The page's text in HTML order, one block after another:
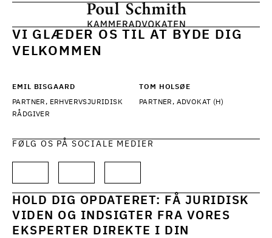
VI GLÆDER OS TIL AT BYDE DIG
VELKOMMEN
EMIL BISGAARD
PARTNER, ERHVERVSJURIDISK
RÅDGIVER
TOM HOLSØE
PARTNER, ADVOKAT (H)
FØLG OS PÅ SOCIALE MEDIER
HOLD DIG OPDATERET: FÅ JURIDISK
VIDEN OG INDSIGTER FRA VORES
EKSPERTER DIREKTE I DIN